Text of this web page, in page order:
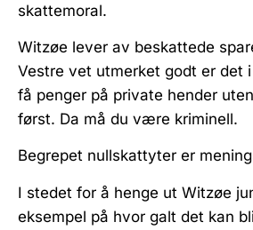
skattemoral.
Witzøe lever av beskattede
Vestre vet utmerket godt er det
få penger på private hender
først. Da må du være kriminell.
Begrepet nullskattyter er
I stedet for å henge ut Witzøe
eksempel på hvor galt det kan